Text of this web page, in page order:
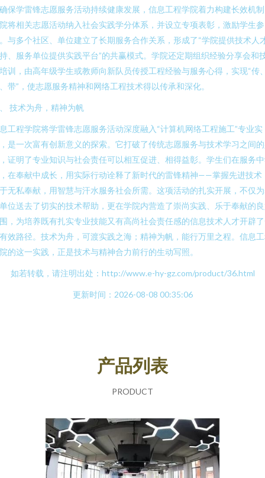
保学雷锋志愿服务活动持续健康发展，信息工程学院着力构建长效机
将相关志愿活动纳入社会实践学分体系，并设立专项表彰，激励学生参
与多个社区、单位建立了长期服务合作关系，形成了“学院提供技术人
、服务单位提供实践平台”的共赢模式。学院还定期组织经验分享会和
训，由高年级学生或教师向新队员传授工程经验与服务心得，实现“传
带”，使志愿服务精神和网络工程技术得以传承和深化。
技术为舟，精神为帆
工程学院将学雷锋志愿服务活动深度融入“计算机网络工程施工”专业实
是一次富有创新意义的探索。它打破了传统志愿服务与技术学习之间
证明了专业知识与社会责任可以相互促进、相得益彰。学生们在服务
在奉献中成长，用实际行动诠释了新时代的雷锋精神——掌握先进技术
无私奉献，用智慧与汗水服务社会所需。这项活动的扎实开展，不仅
位送去了切实的技术帮助，更在学院内营造了崇尚实践、乐于奉献的
，为培养既有扎实专业技能又有高尚社会责任感的信息技术人才开辟
效路径。技术为舟，可渡实践之海；精神为帆，能行万里之程。信息
的这一实践，正是技术与精神合力前行的生动写照。
如若转载，请注明出处：http://www.e-hy-gz.com/product/36.html
更新时间：2026-08-08 00:35:06
产品列表
PRODUCT